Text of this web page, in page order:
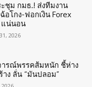
ะชุม กมธ.! ส่งทีมงาน
อโกง-ฟอกเงิน Forex
แน่นอน
2026
ารณ์พรรคส้มหนัก ชี้ห่าง
ง ลั่น “มันปลอม”